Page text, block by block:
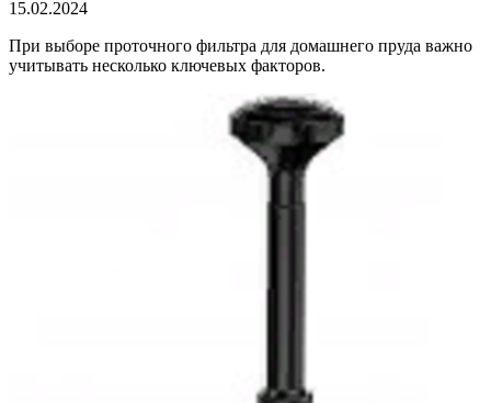
15.02.2024
При выборе проточного фильтра для домашнего пруда важно
учитывать несколько ключевых факторов.